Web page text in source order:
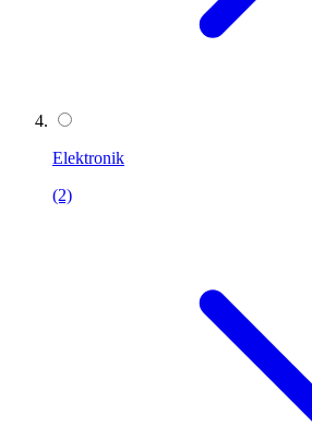
Elektronik
(2)